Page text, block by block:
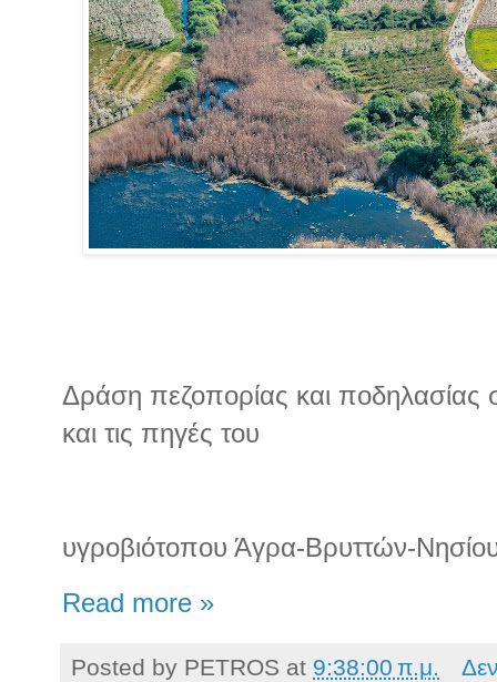
Δράση πεζοπορίας και ποδηλασίας
και τις πηγές του
υγροβιότοπου Άγρα-Βρυττών-
Read more »
Posted by PETROS at 9:38:00 π.μ.